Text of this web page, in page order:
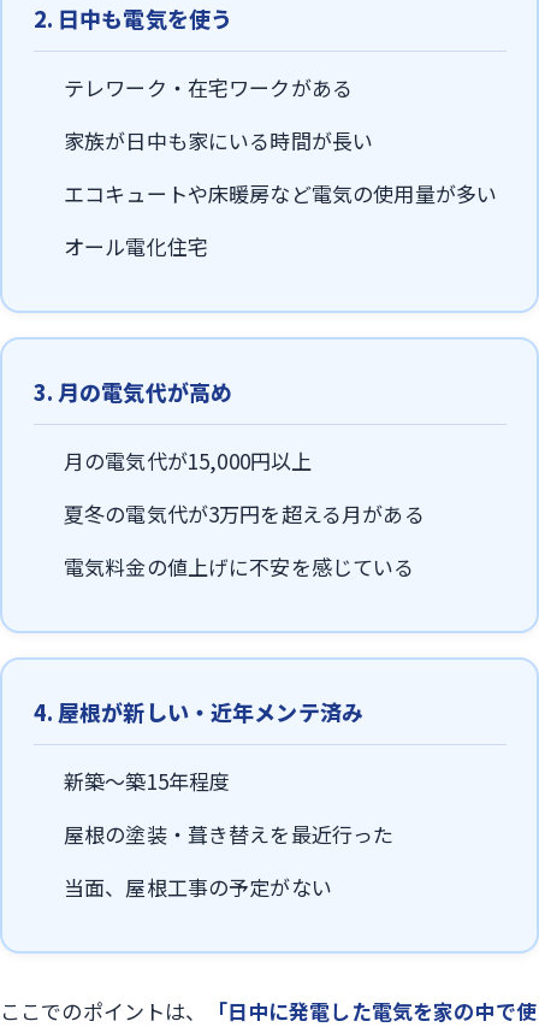
2. 日中も電気を使う
テレワーク・在宅ワークがある
家族が日中も家にいる時間が長い
エコキュートや床暖房など電気の使用量が多い
オール電化住宅
3. 月の電気代が高め
月の電気代が15,000円以上
夏冬の電気代が3万円を超える月がある
電気料金の値上げに不安を感じている
4. 屋根が新しい・近年メンテ済み
新築〜築15年程度
屋根の塗装・葺き替えを最近行った
当面、屋根工事の予定がない
ここでのポイントは、
「日中に発電した電気を家の中で使